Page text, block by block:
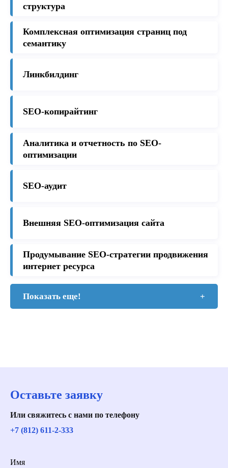
структура
Комплексная оптимизация страниц под
семантику
Линкбилдинг
SEO-копирайтинг
Аналитика и отчетность по SEO-
оптимизации
SEO-аудит
Внешняя SEO-оптимизация сайта
Продумывание SEO-стратегии продвижения
интернет ресурса
Показать еще! +
Оставьте заявку
Или свяжитесь с нами по телефону
+7 (812) 611-2-333
Имя